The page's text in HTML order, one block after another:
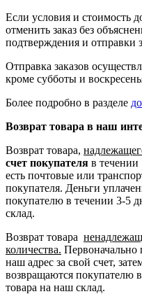
Если условия и стоимость
отменить заказ без
подтверждения и отправки
Отправка заказов
кроме субботы и
Более подробно в разделе
Возврат товара в наш
Возврат товара,
счет покупателя в
есть почтовые или
покупателя. Деньги
покупателю в течении 3-5
склад.
Возврат товара
количества. Первоначально
наш адрес за свой счет,
возвращаются покупателю
товара на наш склад.